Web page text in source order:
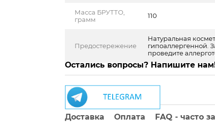
Масса БРУТТО,
грамм
110
Предостережение
Натуральная
гипоаллергенной.
проведите
Остались вопросы? Напишите
Доставка Оплата FAQ - часто